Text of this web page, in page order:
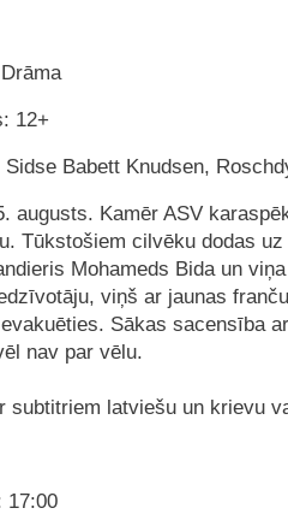
12+
Babett Knudsen,
augusts. Kamēr ASV
Tūkstošiem cilvēku dodas
Mohameds Bida un
viņš ar jaunas
Sākas sacensība
nav par vēlu.
subtitriem latviešu un krievu
17:00